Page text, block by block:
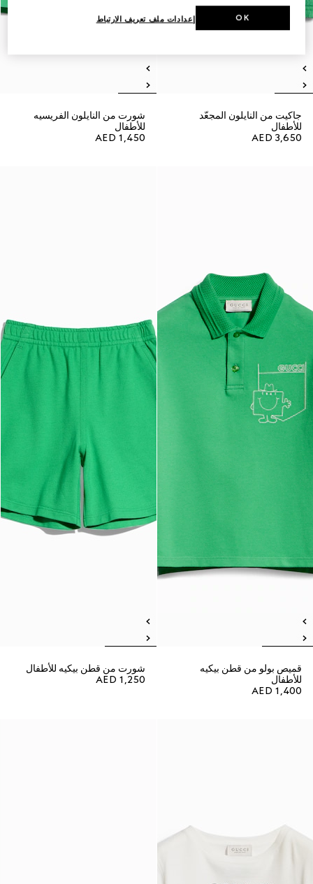
جاكيت من النايلون المجعّد
للأطفال
AED 3,650
شورت من النايلون الفريسيه
للأطفال
AED 1,450
قميص بولو من قطن بيكيه
للأطفال
AED 1,400
شورت من قطن بيكيه للأطفال
AED 1,250
إعدادات ملف تعريف الارتباط OK